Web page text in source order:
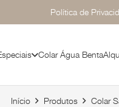
Política de
Colar Água Benta
Início Produtos Colar